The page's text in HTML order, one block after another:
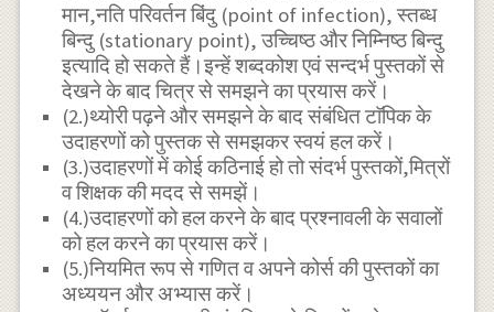
मान,नति परिवर्तन बिंदु (point of infection), स्तब्ध
बिन्दु (stationary point), उच्चिष्ठ और निम्निष्ठ बिन्दु
इत्यादि हो सकते हैं।इन्हें शब्दकोश एवं सन्दर्भ पुस्तकों से
देखने के बाद चित्र से समझने का प्रयास करें।
(2.)थ्योरी पढ़ने और समझने के बाद संबंधित टाॅपिक के
उदाहरणों को पुस्तक से समझकर स्वयं हल करें।
(3.)उदाहरणों में कोई कठिनाई हो तो संदर्भ पुस्तकों,मित्रों
व शिक्षक की मदद से समझें।
(4.)उदाहरणों को हल करने के बाद प्रश्नावली के सवालों
को हल करने का प्रयास करें।
(5.)नियमित रूप से गणित व अपने कोर्स की पुस्तकों का
अध्ययन और अभ्यास करें।